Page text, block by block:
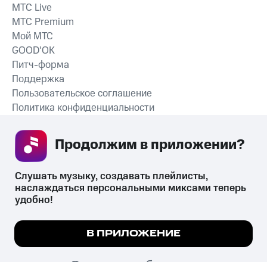
СКАЧАТЬ ПРИЛОЖЕНИЕ
MTС Live
MTС Premium
Мой МТС
GOOD’OK
Питч-форма
Поддержка
Пользовательское соглашение
Политика конфиденциальности
психотропных веществ, их аналогов причиняет вред здоровью,
их незаконный оборот запрещён и влечёт установленную
законодательством ответственность.
© 2026 ООО «КИОН».
Мы используем куки, чтобы на сайте все
Подробнее
Слушать музыку, создавать плейлисты,
наслаждаться персональными миксами теперь
удобно!
В ПРИЛОЖЕНИЕ